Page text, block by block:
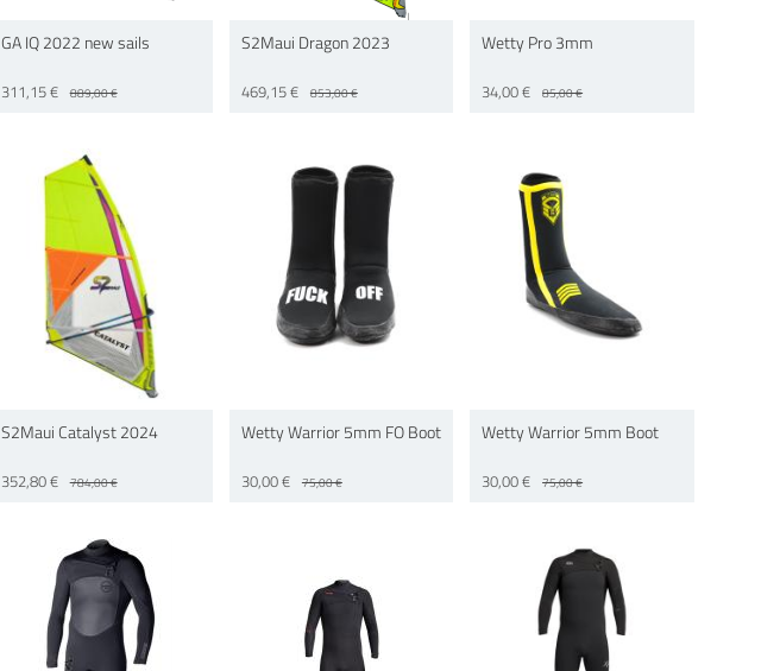
GA IQ 2022 new sails
311,15 € 889,00 €
S2Maui Dragon 2023
469,15 € 853,00 €
Wetty Pro 3mm
34,00 € 85,00 €
S2Maui Catalyst 2024
352,80 € 784,00 €
Wetty Warrior 5mm FO Boot
30,00 € 75,00 €
Wetty Warrior 5mm Boot
30,00 € 75,00 €